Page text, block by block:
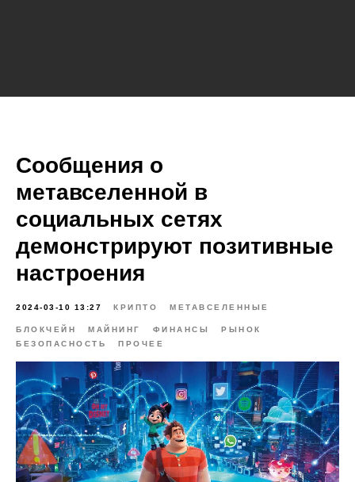
Сообщения о
метавселенной в
социальных сетях
демонстрируют позитивные
настроения
2024-03-10 13:27 КРИПТО МЕТАВСЕЛЕННЫЕ
БЛОКЧЕЙН МАЙНИНГ ФИНАНСЫ
РЫНОК
БЕЗОПАСНОСТЬ
ПРОЧЕЕ